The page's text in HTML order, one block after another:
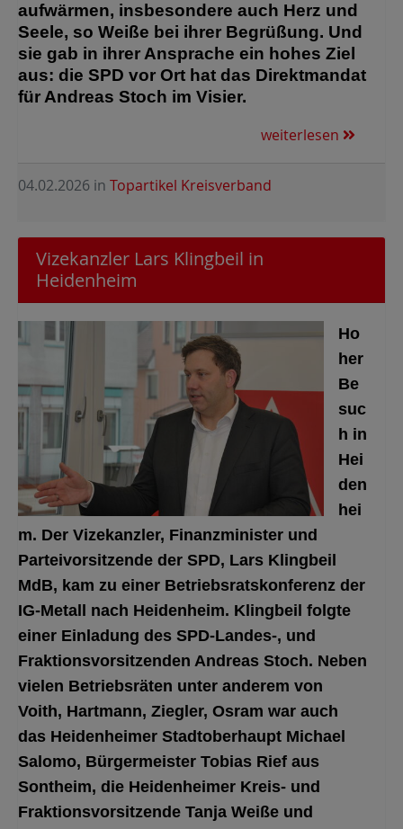
aufwärmen, insbesondere auch Herz und
Seele, so Weiße bei ihrer Begrüßung. Und
sie gab in ihrer Ansprache ein hohes Ziel
aus: die SPD vor Ort hat das Direktmandat
für Andreas Stoch im Visier.
weiterlesen
04.02.2026 in Topartikel Kreisverband
Vizekanzler Lars Klingbeil in
Heidenheim
Ho
her
Be
suc
h in
Hei
den
hei
m. Der Vizekanzler, Finanzminister und
Parteivorsitzende der SPD, Lars Klingbeil
MdB, kam zu einer Betriebsratskonferenz der
IG-Metall nach Heidenheim. Klingbeil folgte
einer Einladung des SPD-Landes-, und
Fraktionsvorsitzenden Andreas Stoch. Neben
vielen Betriebsräten unter anderem von
Voith, Hartmann, Ziegler, Osram war auch
das Heidenheimer Stadtoberhaupt Michael
Salomo, Bürgermeister Tobias Rief aus
Sontheim, die Heidenheimer Kreis- und
Fraktionsvorsitzende Tanja Weiße und